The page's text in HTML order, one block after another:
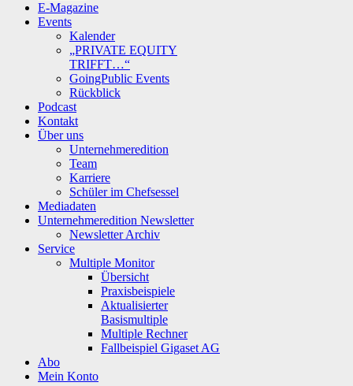
E-Magazine
Events
Kalender
„PRIVATE EQUITY
TRIFFT…“
GoingPublic Events
Rückblick
Podcast
Kontakt
Über uns
Unternehmeredition
Team
Karriere
Schüler im Chefsessel
Mediadaten
Unternehmeredition Newsletter
Newsletter Archiv
Service
Multiple Monitor
Übersicht
Praxisbeispiele
Aktualisierter
Basismultiple
Multiple Rechner
Fallbeispiel Gigaset AG
Abo
Mein Konto